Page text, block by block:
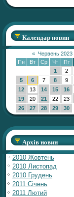
Календар новин
« Червень 2023
Пн
Вт Ср Чт Пт
1
2
5
6 7 8 9
12
13 14 15 16
19
20 21 22 23
26
27 28 29 30
Архів новин
2010 Жовтень
2010 Листопад
2010 Грудень
2011 Січень
2011 Лютий